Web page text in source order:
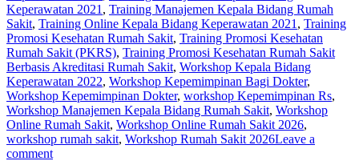
Keperawatan 2021 , Training Manajemen Kepala Bidang Rumah
Sakit, Training Online Kepala Bidang Keperawatan 2021 , Training
Promosi Kesehatan Rumah Sakit, Training Promosi Kesehatan
Rumah Sakit (PKRS), Training Promosi Kesehatan Rumah Sakit
Berbasis Akreditasi Rumah Sakit, Workshop Kepala Bidang
Keperawatan 2022, Workshop Kepemimpinan Bagi Dokter,
Workshop Kepemimpinan Dokter, workshop Kepemimpinan Rs,
Workshop Manajemen Kepala Bidang Rumah Sakit, Workshop
Online Rumah Sakit, Workshop Online Rumah Sakit 2026,
workshop rumah sakit, Workshop Rumah Sakit 2026Leave a
comment